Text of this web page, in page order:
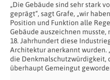
„Die Gebäude sind sehr stark
geprägt“, sagt Grafe, „wir
Position und Funktion alle
Gebäude auszeichnen musste,
18. Jahrhundert diese
Architektur anerkannt wurden.
die Denkmalschutzwürdigkeit,
überhaupt Gemeingut